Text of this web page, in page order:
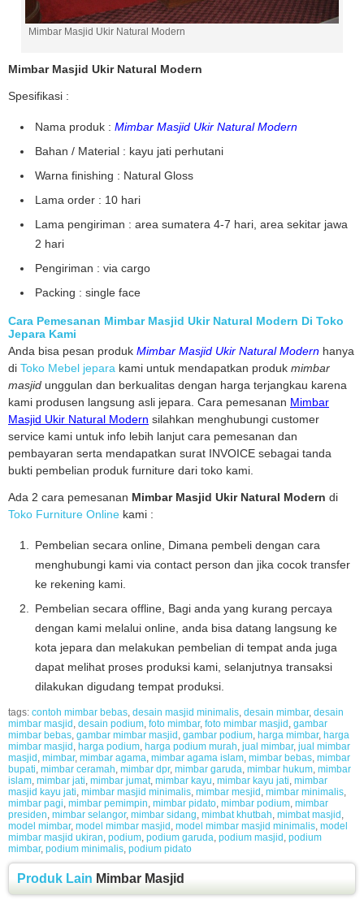
Mimbar Masjid Ukir Natural Modern
Mimbar Masjid Ukir Natural Modern
Spesifikasi :
Nama produk : Mimbar Masjid Ukir Natural Modern
Bahan / Material : kayu jati perhutani
Warna finishing : Natural Gloss
Lama order : 10 hari
Lama pengiriman : area sumatera 4-7 hari, area sekitar jawa
2 hari
Pengiriman : via cargo
Packing : single face
Cara Pemesanan Mimbar Masjid Ukir Natural Modern Di Toko
Jepara Kami
Anda bisa pesan produk Mimbar Masjid Ukir Natural Modern hanya
di Toko Mebel jepara kami untuk mendapatkan produk mimbar
masjid unggulan dan berkualitas dengan harga terjangkau karena
kami produsen langsung asli jepara. Cara pemesanan Mimbar
Masjid Ukir Natural Modern silahkan menghubungi customer
service kami untuk info lebih lanjut cara pemesanan dan
pembayaran serta mendapatkan surat INVOICE sebagai tanda
bukti pembelian produk furniture dari toko kami.
Ada 2 cara pemesanan Mimbar Masjid Ukir Natural Modern di
Toko Furniture Online kami :
Pembelian secara online, Dimana pembeli dengan cara
menghubungi kami via contact person dan jika cocok transfer
ke rekening kami.
Pembelian secara offline, Bagi anda yang kurang percaya
dengan kami melalui online, anda bisa datang langsung ke
kota jepara dan melakukan pembelian di tempat anda juga
dapat melihat proses produksi kami, selanjutnya transaksi
dilakukan digudang tempat produksi.
tags: contoh mimbar bebas desain masjid minimalis desain mimbar, desain
mimbar masjid desain podium foto mimbar, foto mimbar masjid gambar
mimbar bebas gambar mimbar masjid gambar podium harga mimbar, harga
mimbar masjid harga podium harga podium murah jual mimbar, jual mimbar
masjid mimbar, mimbar agama mimbar agama islam mimbar bebas mimbar
bupati mimbar ceramah mimbar dpr, mimbar garuda mimbar hukum mimbar
islam mimbar jati mimbar jumat mimbar kayu mimbar kayu jati mimbar
masjid kayu jati mimbar masjid minimalis mimbar mesjid mimbar minimalis
mimbar pagi mimbar pemimpin mimbar pidato mimbar podium mimbar
presiden mimbar selangor, mimbar sidang mimbat khutbah mimbat masjid
model mimbar, model mimbar masjid model mimbar masjid minimalis model
mimbar masjid ukiran podium podium garuda podium masjid podium
mimbar, podium minimalis podium pidato
Produk Lain Mimbar Masjid